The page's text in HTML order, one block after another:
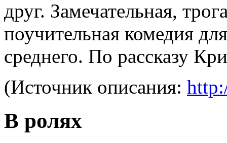
друг. Замечательная,
поучительная комедия
среднего. По рассказу
(Источник описания:
В ролях